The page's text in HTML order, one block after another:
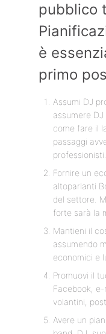
pubblico
è
primo
Assumi DJ
assumere
come fare il
passaggi
professionisti.
Fornire un
altoparlanti
del settore.
forte sarà la
Mantieni il
assumendo
economici e
Promuovi il
Facebook,
volantini,
Avere un